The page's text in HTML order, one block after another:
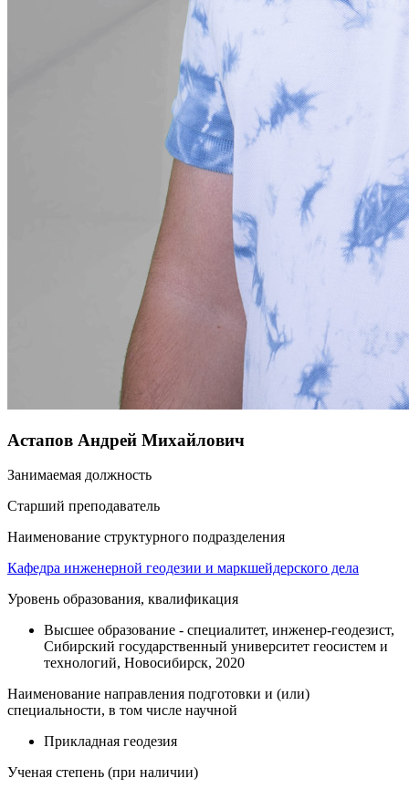
Астапов Андрей Михайлович
Занимаемая должность
Старший преподаватель
Наименование структурного подразделения
Кафедра инженерной геодезии и маркшейдерского дела
Уровень образования, квалификация
Высшее образование - специалитет, инженер-геодезист,
Сибирский государственный университет геосистем и
технологий, Новосибирск, 2020
Наименование направления подготовки и (или)
специальности, в том числе научной
Прикладная геодезия
Ученая степень (при наличии)